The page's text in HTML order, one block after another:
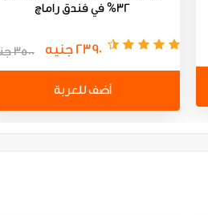
32% في فندق راماچ
2390 جنيه 3500 جنيه
أضف للعربة